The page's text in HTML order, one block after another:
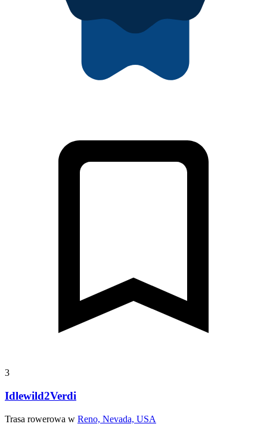
3
Idlewild2Verdi
Trasa rowerowa w Reno, Nevada, USA